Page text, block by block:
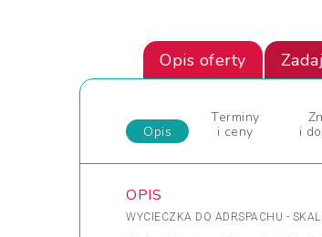
Opis oferty
Opis
Terminy
i ceny
i
OPIS
WYCIECZKA DO ADRSPACHU -